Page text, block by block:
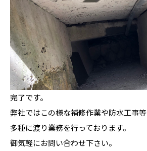
完了です。
弊社ではこの様な補修作業や防水工事等
多種に渡り業務を行っております。
御気軽にお問い合わせ下さい。